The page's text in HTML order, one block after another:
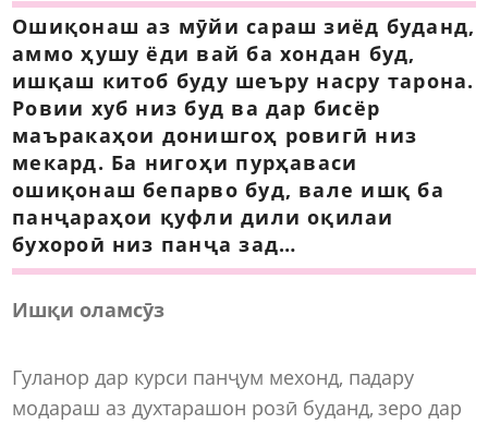
Ошиқонаш аз мӯйи сараш зиёд буданд,
аммо ҳушу ёди вай ба хондан буд,
ишқаш китоб буду шеъру насру тарона.
Ровии хуб низ буд ва дар бисёр
маъракаҳои донишгоҳ ровигӣ низ
мекард. Ба нигоҳи пурҳаваси
ошиқонаш бепарво буд, вале ишқ ба
панҷараҳои қуфли дили оқилаи
бухороӣ низ панҷа зад…
Ишқи оламсӯз
Гуланор дар курси панҷум мехонд, падару
модараш аз духтарашон розӣ буданд, зеро дар